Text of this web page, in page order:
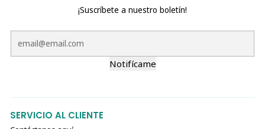
¡Suscríbete a nuestro boletín!
Notifícame
SERVICIO AL CLIENTE